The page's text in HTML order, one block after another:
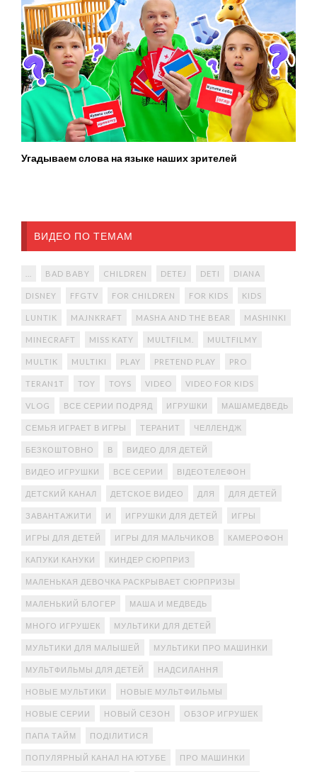
Угадываем слова на языке наших зрителей
ВИДЕО ПО ТЕМАМ
BAD BABY CHILDREN DETEJ DETI DIANA
DISNEY FFGTV FOR CHILDREN FOR KIDS KIDS
LUNTIK MAJNKRAFT MASHA AND THE BEAR MASHINKI
MINECRAFT MISS KATY MULTFILM. MULTFILMY
MULTIK MULTIKI PLAY PRETEND PLAY PRO
TERAN1T TOY TOYS VIDEO VIDEO FOR KIDS
VLOG ВСЕ СЕРИИ ПОДРЯД ИГРУШКИ МАШАМЕДВЕДЬ
СЕМЬЯ ИГРАЕТ В ИГРЫ ТЕРАНИТ ЧЕЛЛЕНДЖ
БЕЗКОШТОВНО В ВИДЕО ДЛЯ ДЕТЕЙ
ВИДЕО ИГРУШКИ ВСЕ СЕРИИ ВІДЕОТЕЛЕФОН
ДЕТСКИЙ КАНАЛ ДЕТСКОЕ ВИДЕО ДЛЯ ДЛЯ ДЕТЕЙ
ЗАВАНТАЖИТИ И ИГРУШКИ ДЛЯ ДЕТЕЙ ИГРЫ
ИГРЫ ДЛЯ ДЕТЕЙ ИГРЫ ДЛЯ МАЛЬЧИКОВ КАМЕРОФОН
КАПУКИ КАНУКИ КИНДЕР СЮРПРИЗ
МАЛЕНЬКАЯ ДЕВОЧКА РАСКРЫВАЕТ СЮРПРИЗЫ
МАЛЕНЬКИЙ БЛОГЕР МАША И МЕДВЕДЬ
МНОГО ИГРУШЕК МУЛЬТИКИ ДЛЯ ДЕТЕЙ
МУЛЬТИКИ ДЛЯ МАЛЫШЕЙ МУЛЬТИКИ ПРО МАШИНКИ
МУЛЬТФИЛЬМЫ ДЛЯ ДЕТЕЙ НАДСИЛАННЯ
НОВЫЕ МУЛЬТИКИ НОВЫЕ МУЛЬТФИЛЬМЫ
НОВЫЕ СЕРИИ НОВЫЙ СЕЗОН ОБЗОР ИГРУШЕК
ПАПА ТАЙМ ПОДІЛИТИСЯ
ПОПУЛЯРНЫЙ КАНАЛ НА ЮТУБЕ ПРО МАШИНКИ